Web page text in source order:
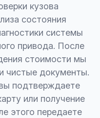
кузова
состояния
системы
привода. После
стоимости мы
чистые документы.
подтверждаете
или получение
этого передаете